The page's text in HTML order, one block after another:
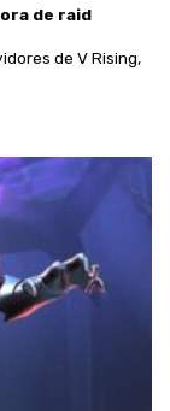
de raid
de V Rising,